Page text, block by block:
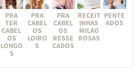
PRA
TER
CABEL
OS
LONGO
S
PRA
CABEL
OS
LOIRO
S
PRA
CABEL
OS
RESSE
CADOS
RECEIT
INHAS
MILAG
ROSAS
PENTE
ADOS